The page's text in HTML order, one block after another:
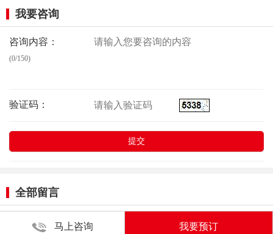
我要咨询
咨询内容：
(0/150)
验证码：
全部留言
马上咨询 我要预订